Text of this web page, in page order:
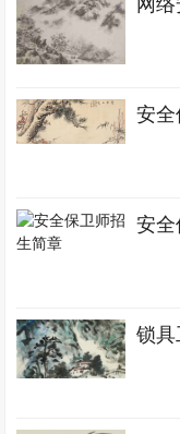
网
安全
安
锁